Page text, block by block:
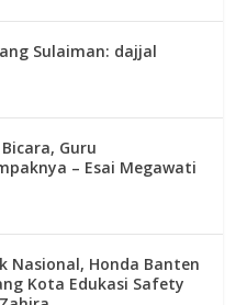
Sulaiman: dajjal
Guru
– Esai Megawati
Nasional, Honda Banten
Kota Edukasi Safety